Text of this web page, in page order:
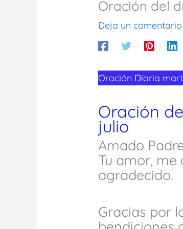
Oración del
Deja un comentario
Oración Diaria
Oración
julio
Amado
Tu amor, me
agradecido.
Gracias por